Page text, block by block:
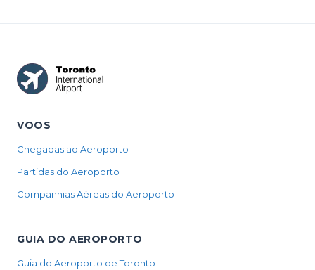
VOOS
Chegadas ao Aeroporto
Partidas do Aeroporto
Companhias Aéreas do Aeroporto
GUIA DO AEROPORTO
Guia do Aeroporto de Toronto